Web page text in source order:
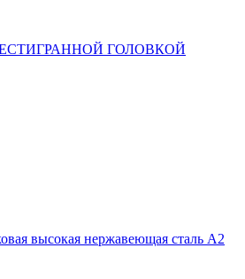
ГОЛОВКОЙ
высокая нержавеющая сталь А2